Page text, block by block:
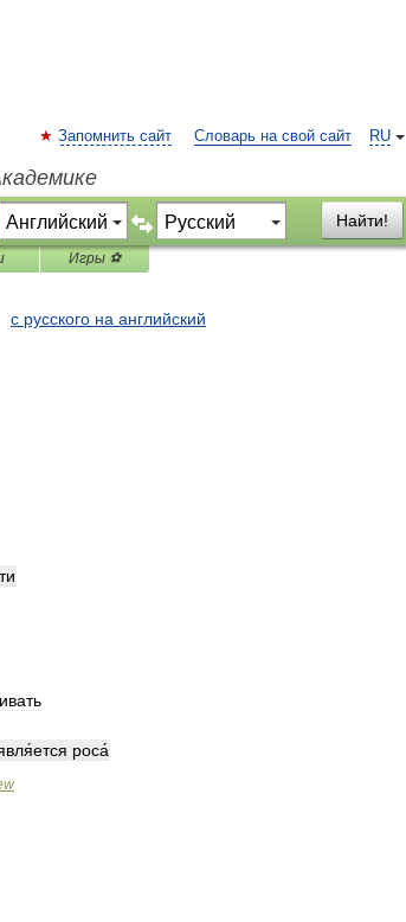
RU
Запомнить сайт Словарь на свой сайт
Найти!
Игры ⚽
с русского на английский
роса́